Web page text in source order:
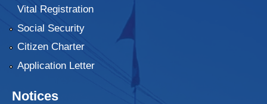
Vital Registration
Social Security
Citizen Charter
Application Letter
Notices